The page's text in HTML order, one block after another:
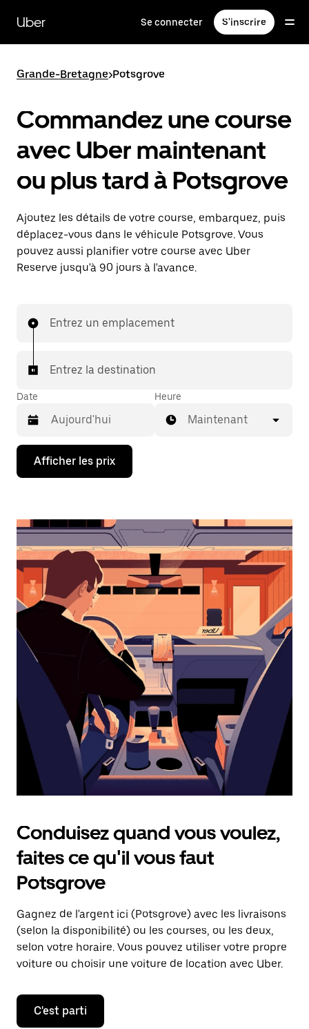
contenu
principal
Uber Se connecter S'inscrire
Grande-Bretagne>Potsgrove
Commandez une course
avec Uber maintenant
ou plus tard à Potsgrove
Ajoutez les détails de votre course, embarquez, puis
déplacez-vous dans le véhicule Potsgrove. Vous
pouvez aussi planifier votre course avec Uber
Reserve jusqu'à 90 jours à l'avance.
Entrez un emplacement
Entrez la destination
Date
Appuyez
la
bas
interagir
avec
calendrier
et
sélectionner
une
date.
Appuyez
d'échappement
pour
fermer
calendrier.
Heure
Maintenant
Afficher les prix
Conduisez quand vous voulez,
faites ce qu'il vous faut
Potsgrove
Gagnez de l'argent ici (Potsgrove) avec les livraisons
(selon la disponibilité) ou les courses, ou les deux,
selon votre horaire. Vous pouvez utiliser votre propre
voiture ou choisir une voiture de location avec Uber.
C'est parti